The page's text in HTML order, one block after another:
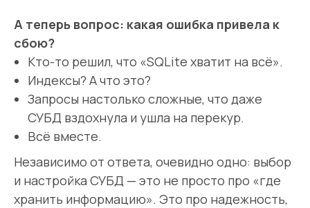
А теперь вопрос: какая ошибка привела к
сбою?
Кто-то решил, что «SQLite хватит на всё».
Индексы? А что это?
Запросы настолько сложные, что даже
СУБД вздохнула и ушла на перекур.
Всё вместе.
Независимо от ответа, очевидно одно: выбор
и настройка СУБД — это не просто про «где
хранить информацию». Это про надежность,